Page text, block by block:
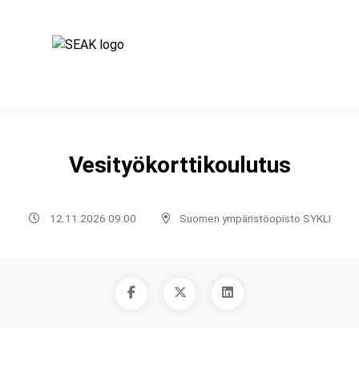
Vesityökorttikoulutus
12.11.2026 09:00 Suomen ympäristöopisto SYKLI